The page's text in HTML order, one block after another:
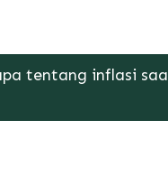
tentang inflasi